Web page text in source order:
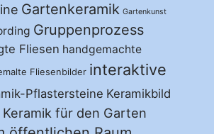
Gartenkeramik Gartenkunst
Gruppenprozess
Fliesen handgemachte
Fliesenbilder interaktive
Pflastersteine Keramikbild
Keramik für den Garten